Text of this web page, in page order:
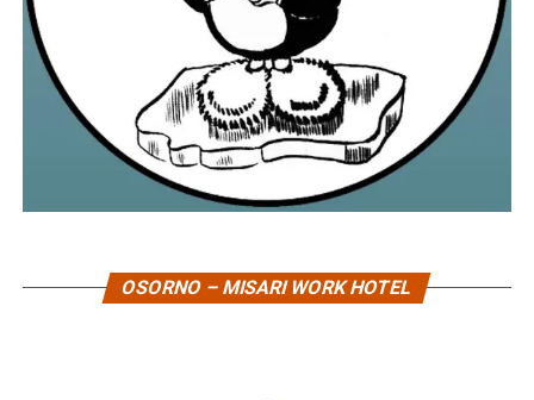
OSORNO – MISARI WORK HOTEL